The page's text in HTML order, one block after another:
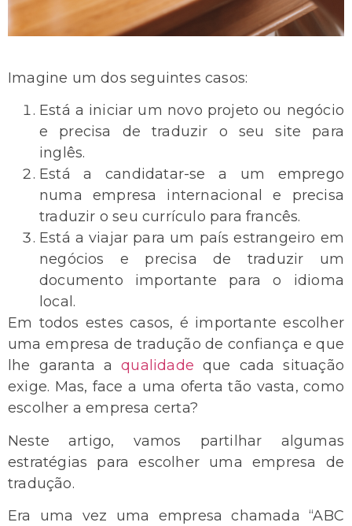
Imagine um dos seguintes casos:
Está a iniciar um novo projeto ou negócio
e precisa de traduzir o seu site para
inglês.
Está a candidatar-se a um emprego
numa empresa internacional e precisa
traduzir o seu currículo para francês.
Está a viajar para um país estrangeiro em
negócios e precisa de traduzir um
documento importante para o idioma
local.
Em todos estes casos, é importante escolher
uma empresa de tradução de confiança e que
lhe garanta aqualidade que cada situação
exige. Mas, face a uma oferta tão vasta, como
escolher a empresa certa?
Neste artigo, vamos partilhar algumas
estratégias para escolher uma empresa de
tradução.
Era uma vez uma empresa chamada “ABC